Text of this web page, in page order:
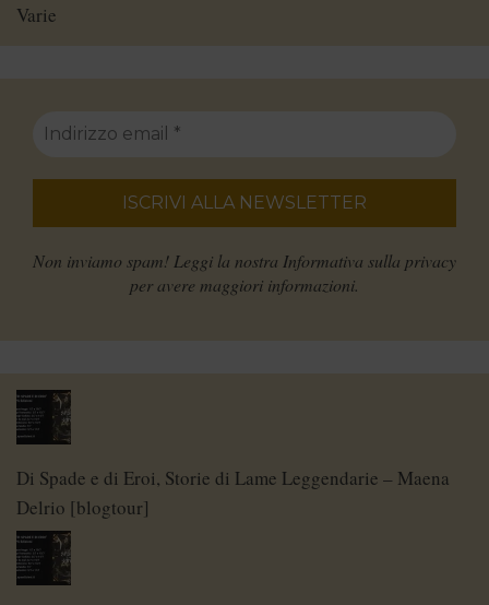
Varie
Non inviamo spam! Leggi la nostra Informativa sulla privacy
per avere maggiori informazioni.
Di Spade e di Eroi, Storie di Lame Leggendarie – Maena
Delrio [blogtour]